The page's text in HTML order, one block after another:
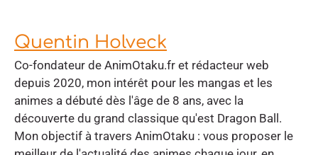
Quentin Holveck
Co-fondateur de AnimOtaku.fr et rédacteur web
depuis 2020, mon intérêt pour les mangas et les
animes a débuté dès l'âge de 8 ans, avec la
découverte du grand classique qu'est Dragon Ball.
Mon objectif à travers AnimOtaku : vous proposer le